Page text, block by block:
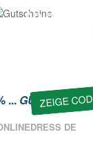
Ab 85%
ZEIGE
... GUTSCHEIN
DE